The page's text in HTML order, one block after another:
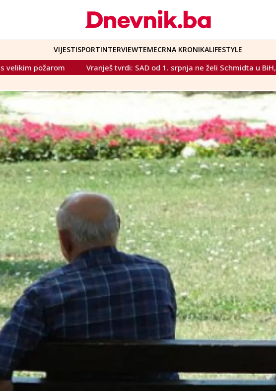
VIJESTISPORTINTERVIEWTEMECRNA KRONIKALIFESTYLE
Vranješ tvrdi: SAD od 1. srpnja ne želi Schmidta u BiH, u igri dvojica diplomata